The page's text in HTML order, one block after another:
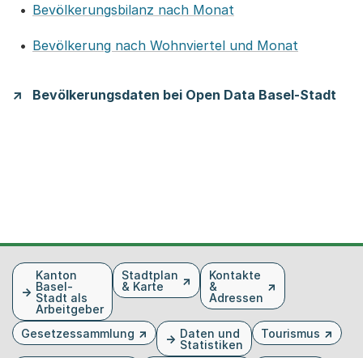
Bevölkerungsbilanz nach Monat
Bevölkerung nach Wohnviertel und Monat
Bevölkerungsdaten bei Open Data Basel-Stadt
FusszeileKanton
Basel-
Stadt als
Arbeitgeber
Stadtplan
& Karte
Kontakte
&
Adressen
Gesetzessammlung
Daten und
Statistiken
Tourismus